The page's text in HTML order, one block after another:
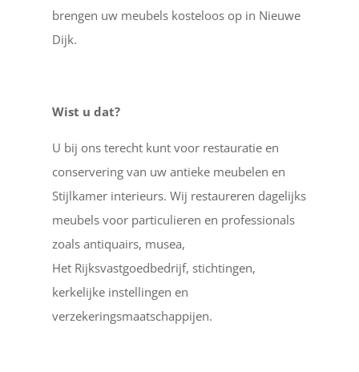
brengen uw meubels kosteloos op in Nieuwe
Dijk.
Wist u dat?
U bij ons terecht kunt voor restauratie en
conservering van uw antieke meubelen en
Stijlkamer interieurs. Wij restaureren dagelijks
meubels voor particulieren en professionals
zoals antiquairs, musea,
Het Rijksvastgoedbedrijf, stichtingen,
kerkelijke instellingen en
verzekeringsmaatschappijen.